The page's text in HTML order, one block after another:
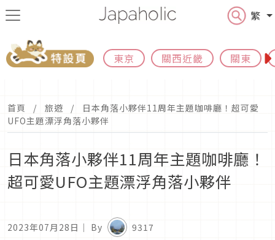
繁
東京 關西近畿 關東
首頁 旅遊
日本角落小夥伴11周年主題咖啡廳！超可愛
UFO主題漂浮角落小夥伴
日本角落小夥伴11周年主題咖啡廳！
超可愛UFO主題漂浮角落小夥伴
2023年07月28日 ｜ By 9317